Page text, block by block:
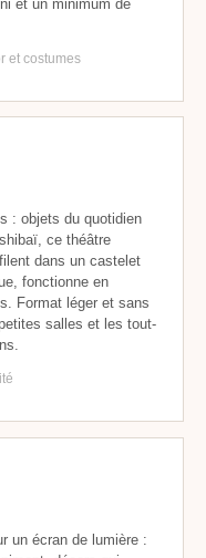
et un minimum de
et costumes
: objets du quotidien
ce théâtre
dans un castelet
fonctionne en
Format léger et sans
salles et les tout-
un écran de lumière :